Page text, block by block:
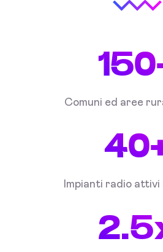
Comuni ed aree
Impianti radio attivi